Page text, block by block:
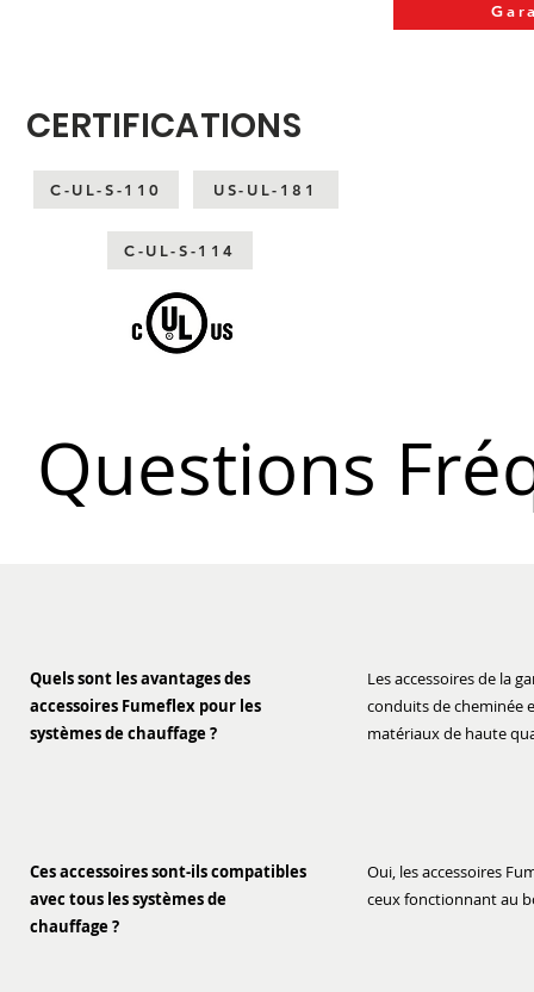
CERTIFICATIONS
C-UL-S-110 US-UL-181
C-UL-S-114
Questions
Quels sont les avantages des
accessoires Fumeflex pour les
systèmes de chauffage ?
Les accessoires de la
conduits de cheminée
matériaux de haute
Ces accessoires sont-ils compatibles
avec tous les systèmes de
chauffage ?
Oui, les accessoires
ceux fonctionnant au